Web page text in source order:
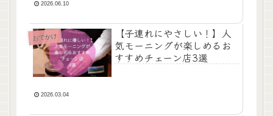
2026.06.10
おでかけ
【子連れにやさしい！】人
気モーニングが楽しめるお
すすめチェーン店3選
2026.03.04